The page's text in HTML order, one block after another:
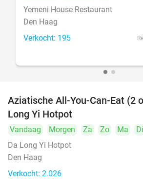
Yemeni House Restaurant
Den Haag
Verkocht: 195
Aziatische All-You-Can-Eat (2
Long Yi Hotpot
Vandaag Morgen Za Zo Ma Di
Da Long Yi Hotpot
Den Haag
Verkocht: 2.026